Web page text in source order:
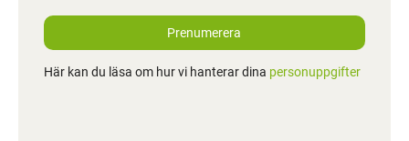
Prenumerera
Här kan du läsa om hur vi hanterar dina personuppgifter